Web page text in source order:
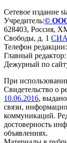
Сетевое издание
Учредитель:© ООО
628403, Россия,
Свободы, д. 1
Телефон редакции:
Главный
Дежурный по
При
Свидетельство о
10.06.2016,
связи,
коммуникаций.
достоверность
объявлениях.